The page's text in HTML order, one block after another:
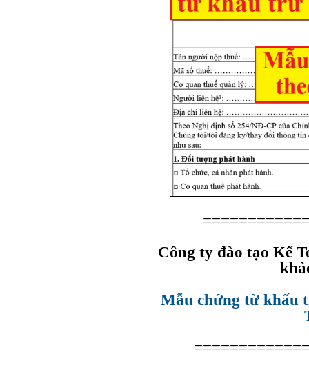
Công ty đào tạo Kế
Mẫu chứng từ khấu